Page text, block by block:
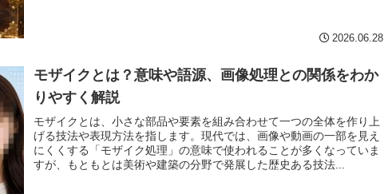
2026.06.28
モザイクとは？意味や語源、画像処理との関係をわか
りやすく解説
モザイクとは、小さな部品や要素を組み合わせて一つの全体を作り上
げる技法や表現方法を指します。現代では、画像や動画の一部を見え
にくくする「モザイク処理」の意味で使われることが多くなっていま
すが、もともとは美術や建築の分野で発展した歴史ある技法...